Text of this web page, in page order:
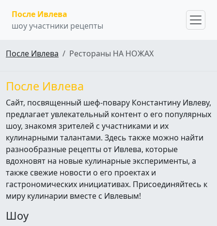
После Ивлева
шоу участники рецепты
После Ивлева Рестораны НА НОЖАХ
После Ивлева
Сайт, посвященный шеф-повару Константину Ивлеву,
предлагает увлекательный контент о его популярных
шоу, знакомя зрителей с участниками и их
кулинарными талантами. Здесь также можно найти
разнообразные рецепты от Ивлева, которые
вдохновят на новые кулинарные эксперименты, а
также свежие новости о его проектах и
гастрономических инициативах. Присоединяйтесь к
миру кулинарии вместе с Ивлевым!
Шоу